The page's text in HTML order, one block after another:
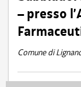
– presso
Comune di